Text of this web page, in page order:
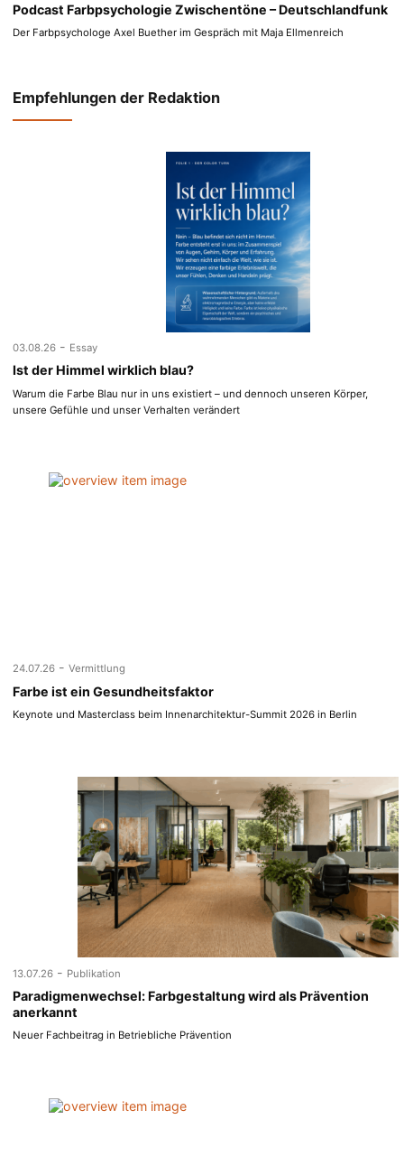
Podcast Farbpsychologie Zwischentöne – Deutschlandfunk
Der Farbpsychologe Axel Buether im Gespräch mit Maja Ellmenreich
Empfehlungen der Redaktion
03.08.26 - Essay
Ist der Himmel wirklich blau?
Warum die Farbe Blau nur in uns existiert – und dennoch unseren Körper,
unsere Gefühle und unser Verhalten verändert
24.07.26 - Vermittlung
Farbe ist ein Gesundheitsfaktor
Keynote und Masterclass beim Innenarchitektur-Summit 2026 in Berlin
13.07.26 - Publikation
Paradigmenwechsel: Farbgestaltung wird als Prävention
anerkannt
Neuer Fachbeitrag in Betriebliche Prävention